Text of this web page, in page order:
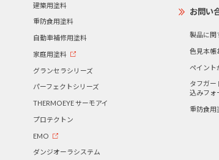
建築用塗料
重防食用塗料
自動車補修用塗料
家庭用塗料
グランセラシリーズ
パーフェクトシリーズ
THERMOEYE サーモアイ
プロテクトン
EMO
ダンジオーラシステム
お問い
製品に関
色見本帳
ペイント
タフガー
込みフォ
重防食用